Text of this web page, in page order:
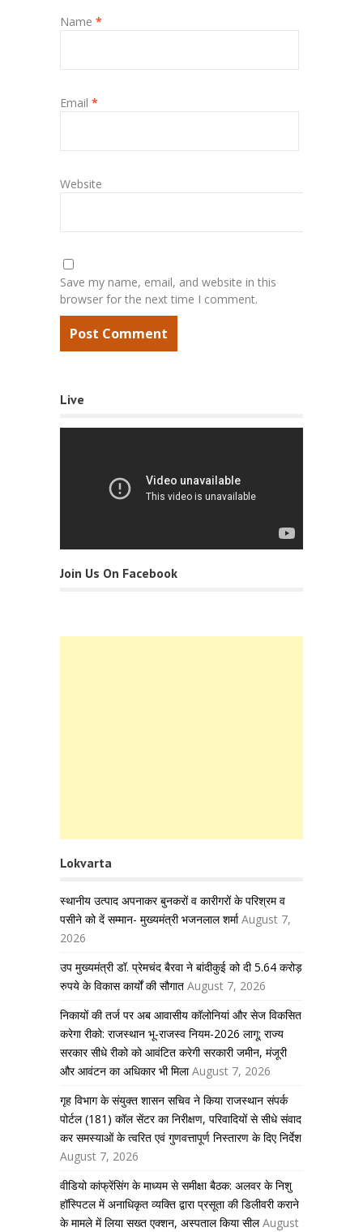
Name *
Email *
Website
Save my name, email, and website in this
browser for the next time I comment.
Live
Join Us On Facebook
Lokvarta
स्थानीय उत्पाद अपनाकर बुनकरों व कारीगरों के परिश्रम व
पसीने को दें सम्मान- मुख्यमंत्री भजनलाल शर्मा August 7,
2026
उप मुख्यमंत्री डॉ. प्रेमचंद बैरवा ने बांदीकुई को दी 5.64 करोड़
रुपये के विकास कार्यों की सौगात August 7, 2026
निकायों की तर्ज पर अब आवासीय कॉलोनियां और सेज विकसित
करेगा रीको: राजस्थान भू-राजस्व नियम-2026 लागू; राज्य
सरकार सीधे रीको को आवंटित करेगी सरकारी जमीन, मंजूरी
और आवंटन का अधिकार भी मिला August 7, 2026
गृह विभाग के संयुक्त शासन सचिव ने किया राजस्थान संपर्क
पोर्टल (181) कॉल सेंटर का निरीक्षण, परिवादियों से सीधे संवाद
कर समस्याओं के त्वरित एवं गुणवत्तापूर्ण निस्तारण के दिए निर्देश
August 7, 2026
वीडियो कांफ्रेंसिंग के माध्यम से समीक्षा बैठक: अलवर के निशु
हॉस्पिटल में अनाधिकृत व्यक्ति द्वारा प्रसूता की डिलीवरी कराने
के मामले में लिया सख्त एक्शन, अस्पताल किया सील August